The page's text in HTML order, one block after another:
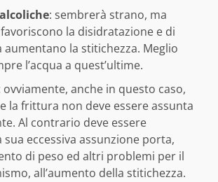
: sembrerà strano, ma
la disidratazione e di
aumentano la stitichezza. Meglio
l’acqua a quest’ultime.
ovviamente, anche in questo caso,
la frittura non deve essere assunta
Al contrario deve essere
sua eccessiva assunzione porta,
di peso ed altri problemi per il
all’aumento della stitichezza.